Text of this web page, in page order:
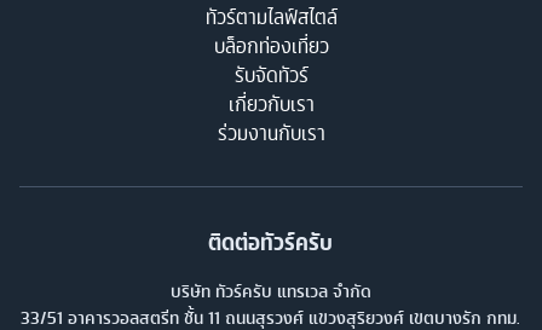
ทัวร์ตามไลฟ์สไตล์
บล็อกท่องเที่ยว
รับจัดทัวร์
เกี่ยวกับเรา
ร่วมงานกับเรา
ติดต่อทัวร์ครับ
บริษัท ทัวร์ครับ แทรเวล จำกัด
33/51 อาคารวอลสตรีท ชั้น 11 ถนนสุรวงศ์ แขวงสุริยวงศ์ เขตบางรัก กทม.